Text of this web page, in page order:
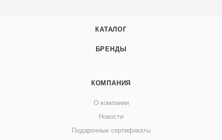
КАТАЛОГ
БРЕНДЫ
КОМПАНИЯ
О компании
Новости
Подарочные сертификаты